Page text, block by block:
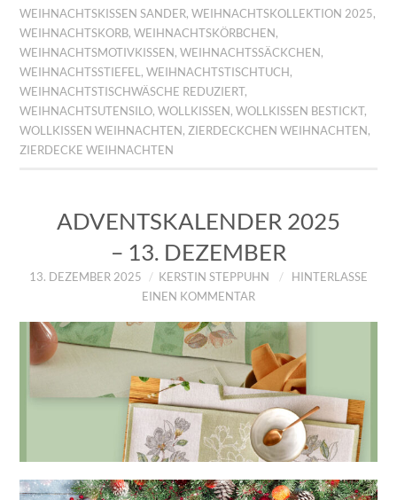
WEIHNACHTSKISSEN SANDER,WEIHNACHTSKOLLEKTION 2025,
WEIHNACHTSKORB,WEIHNACHTSKÖRBCHEN,
WEIHNACHTSMOTIVKISSEN,WEIHNACHTSSÄCKCHEN,
WEIHNACHTSSTIEFEL ,WEIHNACHTSTISCHTUCH,
WEIHNACHTSTISCHWÄSCHE REDUZIERT,
WEIHNACHTSUTENSILO,WOLLKISSEN,WOLLKISSEN BESTICKT,
WOLLKISSEN WEIHNACHTEN, ZIERDECKCHEN WEIHNACHTEN,
ZIERDECKE WEIHNACHTEN
ADVENTSKALENDER 2025
– 13. DEZEMBER
13. DEZEMBER 2025 KERSTIN STEPPUHN
HINTERLASSE
EINEN KOMMENTAR